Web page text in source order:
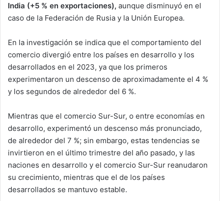
India (+5 % en exportaciones), aunque disminuyó en el
caso de la Federación de Rusia y la Unión Europea.
En la investigación se indica que el comportamiento del
comercio divergió entre los países en desarrollo y los
desarrollados en el 2023, ya que los primeros
experimentaron un descenso de aproximadamente el 4 %
y los segundos de alrededor del 6 %.
Mientras que el comercio Sur-Sur, o entre economías en
desarrollo, experimentó un descenso más pronunciado,
de alrededor del 7 %; sin embargo, estas tendencias se
invirtieron en el último trimestre del año pasado, y las
naciones en desarrollo y el comercio Sur-Sur reanudaron
su crecimiento, mientras que el de los países
desarrollados se mantuvo estable.